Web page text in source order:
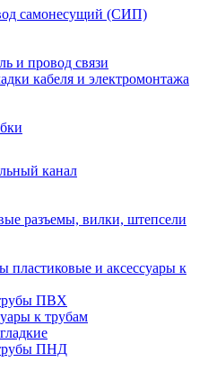
самонесущий (СИП)
и провод связи
кабеля и электромонтажа
канал
разъемы, вилки, штепсели
пластиковые и аксессуары к
ПВХ
к трубам
ПНД